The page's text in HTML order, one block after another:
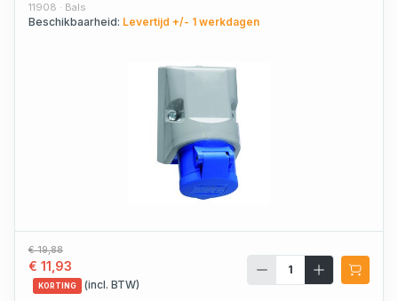
11908 · Bals
Beschikbaarheid: Levertijd +/- 1 werkdagen
€ 19,88
€ 11,93
KORTING (incl. BTW)